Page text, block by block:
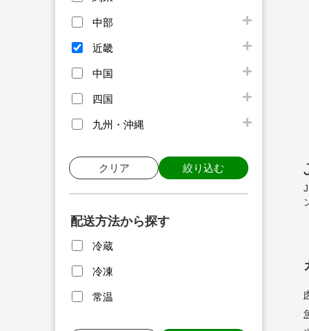
中部
近畿
中国
四国
九州・沖縄
クリア 絞り込む
配送方法から探す
冷蔵
冷凍
常温